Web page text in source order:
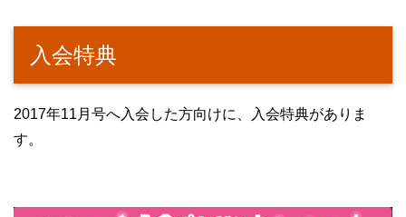
入会特典
2017年11月号へ入会した方向けに、入会特典がありま
す。